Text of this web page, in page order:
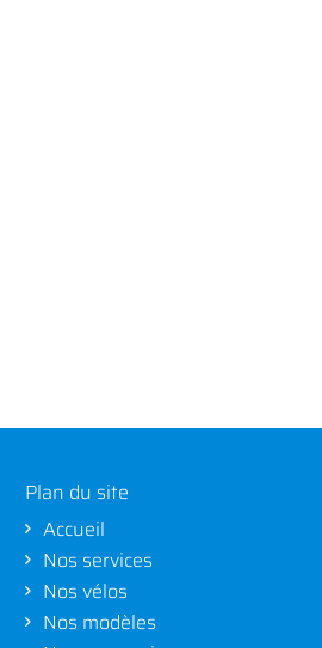
Plan du site
Accueil
Nos services
Nos vélos
Nos modèles